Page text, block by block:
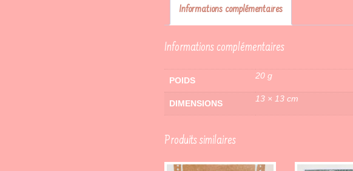
Informations complémentaires
Informations complémentaires
POIDS 20 g
DIMENSIONS 13 × 13 cm
Produits similaires